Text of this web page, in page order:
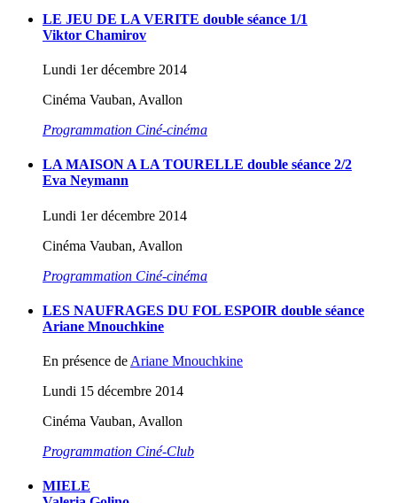
LE JEU DE LA VERITE double séance 1/1
Viktor Chamirov
Lundi 1er décembre 2014
Cinéma Vauban, Avallon
Programmation Ciné-cinéma
LA MAISON A LA TOURELLE double séance 2/2
Eva Neymann
Lundi 1er décembre 2014
Cinéma Vauban, Avallon
Programmation Ciné-cinéma
LES NAUFRAGES DU FOL ESPOIR double séance
Ariane Mnouchkine
En présence de Ariane Mnouchkine
Lundi 15 décembre 2014
Cinéma Vauban, Avallon
Programmation Ciné-Club
MIELE